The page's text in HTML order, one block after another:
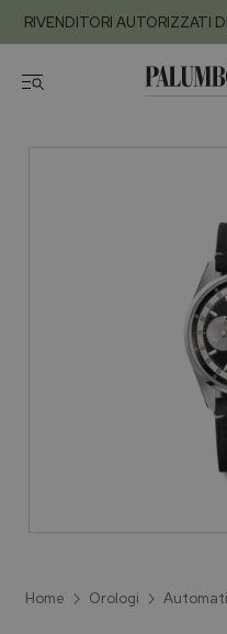
RIVENDITORI AUTORIZZATI
Home Orologi